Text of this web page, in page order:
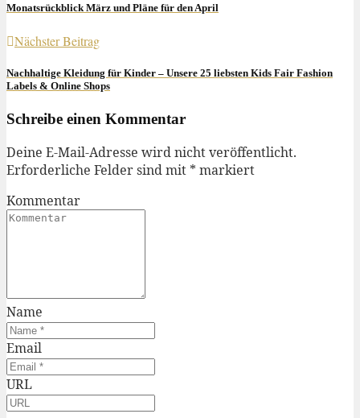
Monatsrückblick März und Pläne für den April
Nächster Beitrag
Nachhaltige Kleidung für Kinder – Unsere 25 liebsten Kids Fair Fashion
Labels & Online Shops
Schreibe einen Kommentar
Deine E-Mail-Adresse wird nicht veröffentlicht.
Erforderliche Felder sind mit * markiert
Kommentar
Name
Email
URL